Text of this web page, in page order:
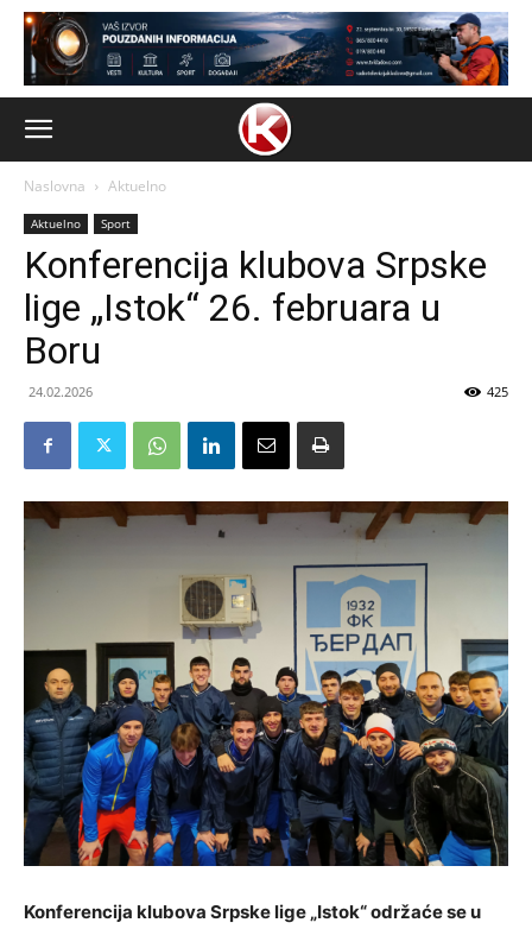
Naslovna Aktuelno
Aktuelno Sport
Konferencija klubova Srpske
lige „Istok“ 26. februara u
Boru
24.02.2026 425
Konferencija klubova Srpske lige „Istok“ održaće se u